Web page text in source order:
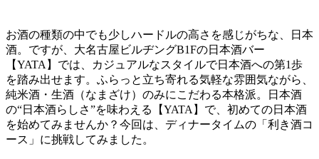
お酒の種類の中でも少しハードルの高さを感じがちな、日本
酒。ですが、大名古屋ビルヂングB1Fの日本酒バー
【YATA】では、カジュアルなスタイルで日本酒への第1歩
を踏み出せます。ふらっと立ち寄れる気軽な雰囲気ながら、
純米酒・生酒（なまざけ）のみにこだわる本格派。日本酒
の“日本酒らしさ”を味わえる【YATA】で、初めての日本酒
を始めてみませんか？今回は、ディナータイムの「利き酒コ
ース」に挑戦してみました。